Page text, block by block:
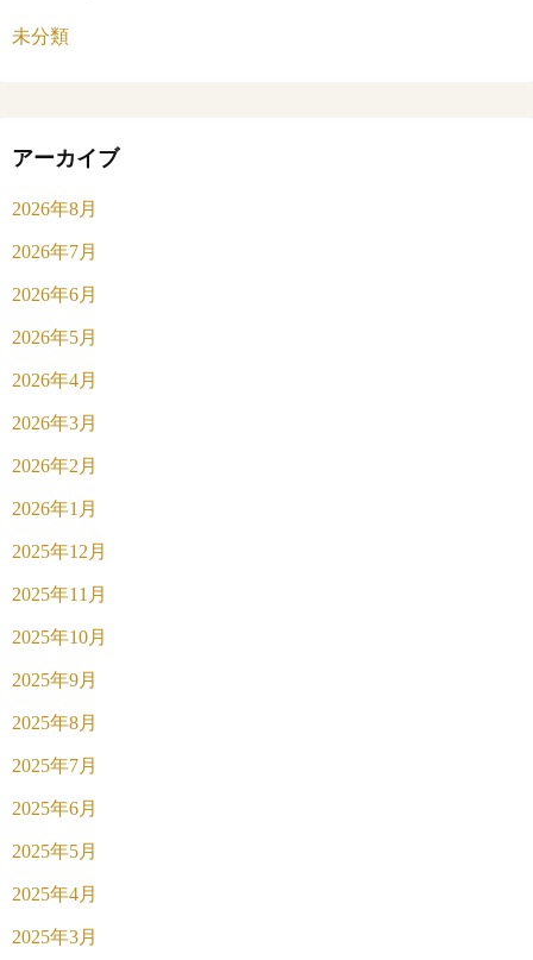
未分類
アーカイブ
2026年8月
2026年7月
2026年6月
2026年5月
2026年4月
2026年3月
2026年2月
2026年1月
2025年12月
2025年11月
2025年10月
2025年9月
2025年8月
2025年7月
2025年6月
2025年5月
2025年4月
2025年3月